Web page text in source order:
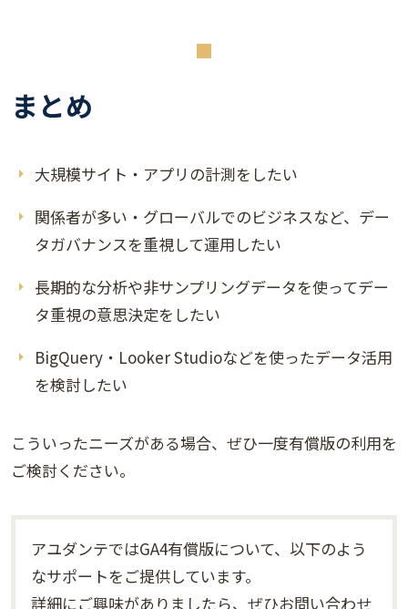
まとめ
大規模サイト・アプリの計測をしたい
関係者が多い・グローバルでのビジネスなど、デー
タガバナンスを重視して運用したい
長期的な分析や非サンプリングデータを使ってデー
タ重視の意思決定をしたい
BigQuery・Looker Studioなどを使ったデータ活用
を検討したい
こういったニーズがある場合、ぜひ一度有償版の利用を
ご検討ください。
アユダンテではGA4有償版について、以下のよう
なサポートをご提供しています。
詳細にご興味がありましたら、ぜひお問い合わせ